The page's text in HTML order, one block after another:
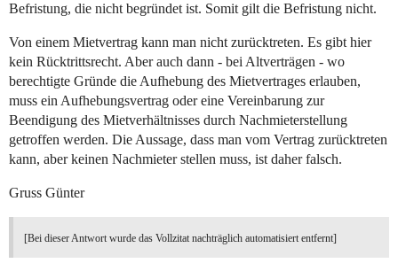
Befristung, die nicht begründet ist. Somit gilt die Befristung nicht.
Von einem Mietvertrag kann man nicht zurücktreten. Es gibt hier
kein Rücktrittsrecht. Aber auch dann - bei Altverträgen - wo
berechtigte Gründe die Aufhebung des Mietvertrages erlauben,
muss ein Aufhebungsvertrag oder eine Vereinbarung zur
Beendigung des Mietverhältnisses durch Nachmieterstellung
getroffen werden. Die Aussage, dass man vom Vertrag zurücktreten
kann, aber keinen Nachmieter stellen muss, ist daher falsch.
Gruss Günter
[Bei dieser Antwort wurde das Vollzitat nachträglich automatisiert entfernt]